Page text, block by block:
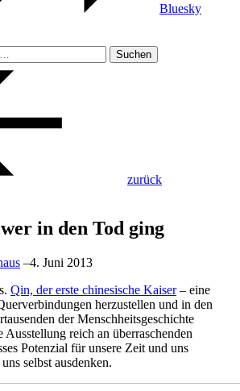
Bluesky
zurück
in den Tod ging
–4. Juni 2013
Qin, der erste chinesische Kaiser– eine
herzustellen und in den
der Menschheitsgeschichte
Ausstellung reich an überraschenden
Potenzial für unsere Zeit und uns
selbst ausdenken.